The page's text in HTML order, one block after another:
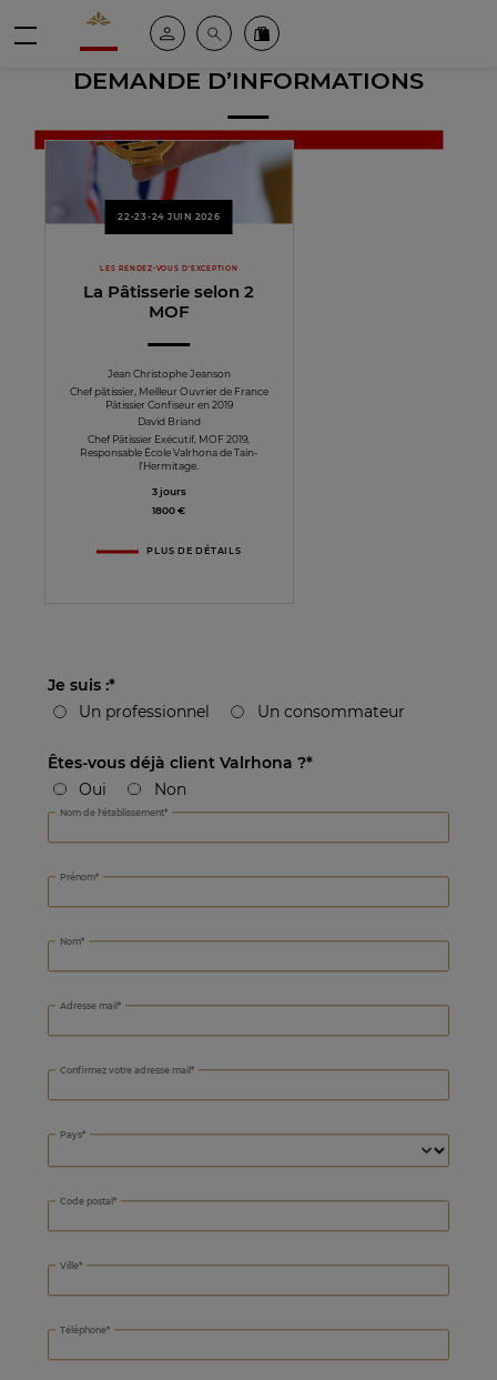
Valrhona - Imaginons le meilleur du chocolat
Espace clientRechercheCommandez en ligne
DEMANDE D’INFORMATIONS
22-23-24 JUIN 2026
LES RENDEZ-VOUS D'EXCEPTION
La Pâtisserie selon 2
MOF
Jean Christophe Jeanson
Chef pâtissier, Meilleur Ouvrier de France
Pâtissier Confiseur en 2019
David Briand
Chef Pâtissier Exécutif, MOF 2019,
Responsable École Valrhona de Tain-
l’Hermitage.
3 jours
1800 €
PLUS DE DÉTAILS
Je suis :
Un professionnel
Un consommateur
Êtes-vous déjà client Valrhona ?
Oui
Non
Où achetez-vous nos produits ?
Nom de l'établissement
Prénom
Nom
Adresse mail
Confirmez votre adresse mail
Pays
Code postal
Ville
Téléphone